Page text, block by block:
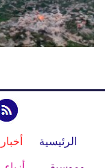
الرئيسية